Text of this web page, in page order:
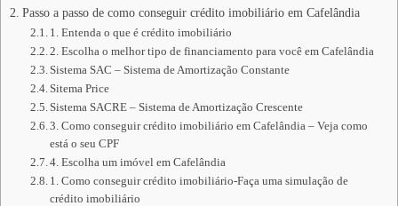
Passo a passo de como conseguir crédito imobiliário em Cafelândia
1. Entenda o que é crédito imobiliário
2. Escolha o melhor tipo de financiamento para você em Cafelândia
Sistema SAC – Sistema de Amortização Constante
Sitema Price
Sistema SACRE – Sistema de Amortização Crescente
3. Como conseguir crédito imobiliário em Cafelândia – Veja como
está o seu CPF
4. Escolha um imóvel em Cafelândia
1. Como conseguir crédito imobiliário-Faça uma simulação de
crédito imobiliário